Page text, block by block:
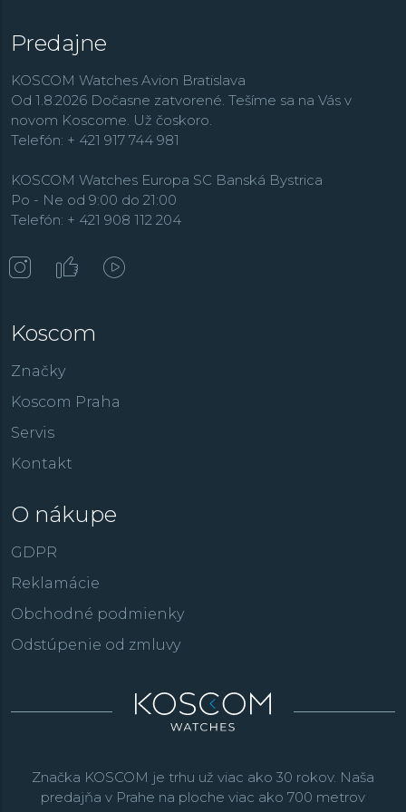
Predajne
KOSCOM Watches Avion Bratislava
Od 1.8.2026 Dočasne zatvorené. Tešíme sa na Vás v
novom Koscome. Už čoskoro.
Telefón: + 421 917 744 981
KOSCOM Watches Europa SC Banská Bystrica
Po - Ne od 9:00 do 21:00
Telefón: + 421 908 112 204
Koscom
Značky
Koscom Praha
Servis
Kontakt
O nákupe
GDPR
Reklamácie
Obchodné podmienky
Odstúpenie od zmluvy
Značka KOSCOM je trhu už viac ako 30 rokov. Naša
predajňa v Prahe na ploche viac ako 700 metrov